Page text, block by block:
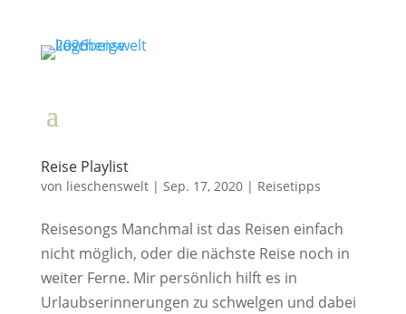
Reise Playlist
von lieschenswelt| Sep. 17, 2020| Reisetipps
Reisesongs Manchmal ist das Reisen einfach
nicht möglich, oder die nächste Reise noch in
weiter Ferne. Mir persönlich hilft es in
Urlaubserinnerungen zu schwelgen und dabei